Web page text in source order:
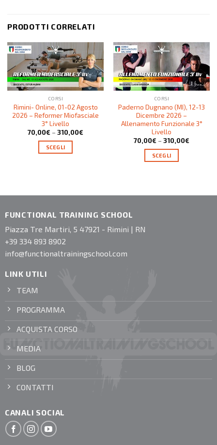
PRODOTTI CORRELATI
CORSI
Rimini- Online, 01-02 Agosto
2026 – Reformer Miofasciale
3° Livello
70,00€ – 310,00€
SCEGLI
CORSI
Paderno Dugnano (MI), 12-13
Dicembre 2026 –
Allenamento Funzionale 3°
Livello
70,00€ – 310,00€
SCEGLI
FUNCTIONAL TRAINING SCHOOL
Piazza Tre Martiri, 5 47921 - Rimini | RN
+39 334 893 8902
info@functionaltrainingschool.com
LINK UTILI
TEAM
PROGRAMMA
ACQUISTA CORSO
MEDIA
BLOG
CONTATTI
CANALI SOCIAL